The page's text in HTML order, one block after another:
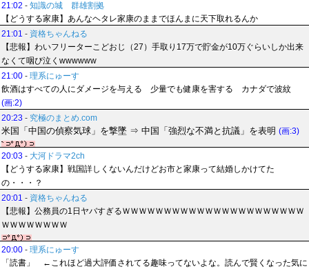
21:02 - 知識の城 群雄割拠
【どうする家康】あんなヘタレ家康のままでほんまに天下取れるんか
21:01 - 資格ちゃんねる
【悲報】わいフリーターこどおじ（27）手取り17万で貯金が10万ぐらいしか出来
なくて咽び泣くwwwwww
21:00 - 理系にゅーす
飲酒はすべての人にダメージを与える 少量でも健康を害する カナダで波紋
(画:2)
20:23 - 究極のまとめ.com
米国「中国の偵察気球」を撃墜 ⇒ 中国「強烈な不満と抗議」を表明 (画:3)
20:03 - 大河ドラマ2ch
【どうする家康】戦国詳しくないんだけどお市と家康って結婚しかけてた
の・・・？
20:01 - 資格ちゃんねる
【悲報】公務員の1日ヤバすぎるＷＷＷＷＷＷＷＷＷＷＷＷＷＷＷＷＷＷＷＷＷＷ
ＷＷＷＷＷＷＷＷ
20:00 - 理系にゅーす
「読書」 ←これほど過大評価されてる趣味ってないよな。読んで賢くなった気に